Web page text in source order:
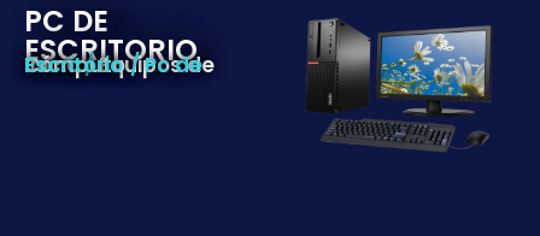
PC DE
ESCRITORIO
Inicio/
Equipos de Cómputo
/ Pc de Escritorio